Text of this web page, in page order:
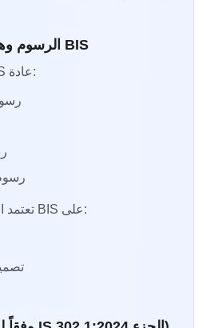
الرسوم وهيكل التكلفة لترخيص BIS
تتضمن تكلفة شهادة BIS عادة:
تعتمد التكلفة الإجمالية لشهادة BIS على: